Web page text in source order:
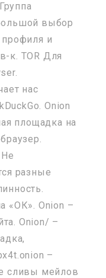
выбор
и
к. TOR Для
нас
Onion
площадка на
разные
«ОК». Onion –
Onion/ –
–
сливы мейлов